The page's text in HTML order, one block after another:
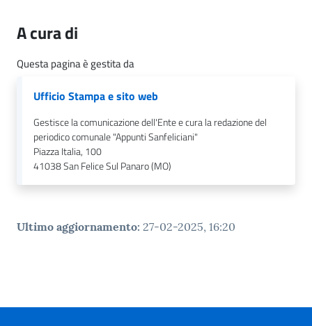
s
i
g
n
A cura di
Questa pagina è gestita da
Ufficio Stampa e sito web
Gestisce la comunicazione dell'Ente e cura la redazione del
periodico comunale "Appunti Sanfeliciani"
Piazza Italia, 100
41038San Felice Sul Panaro (MO)
Ultimo aggiornamento: 27-02-2025, 16:20